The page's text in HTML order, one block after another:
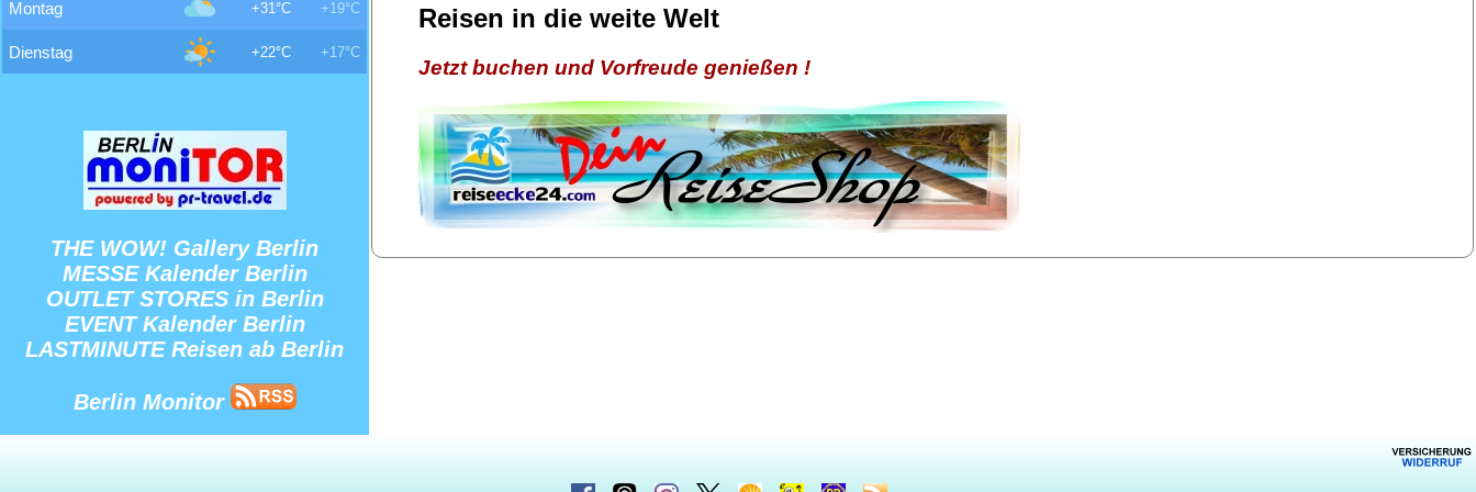
Montag +31°C +19°C
Dienstag +22°C +17°C
THE WOW! Gallery Berlin
MESSE Kalender Berlin
OUTLET STORES in Berlin
EVENT Kalender Berlin
LASTMINUTE Reisen ab Berlin
Berlin Monitor
Reisen in die weite Welt
Jetzt buchen und Vorfreude genießen !